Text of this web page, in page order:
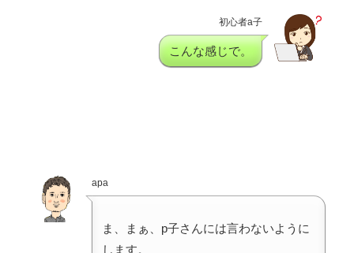
初心者a子
こんな感じで。
apa
ま、まぁ、p子さんには言わないように
します。